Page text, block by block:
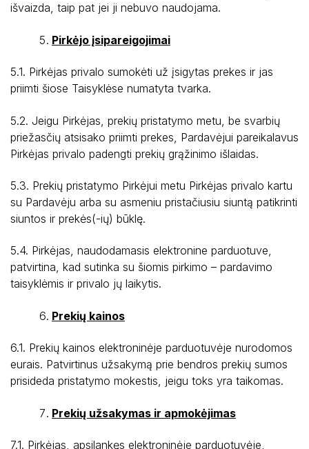
išvaizda, taip pat jei ji nebuvo naudojama.
Pirkėjo įsipareigojimai
5.1. Pirkėjas privalo sumokėti už įsigytas prekes ir jas
priimti šiose Taisyklėse numatyta tvarka.
5.2. Jeigu Pirkėjas, prekių pristatymo metu, be svarbių
priežasčių atsisako priimti prekes, Pardavėjui pareikalavus
Pirkėjas privalo padengti prekių grąžinimo išlaidas.
5.3. Prekių pristatymo Pirkėjui metu Pirkėjas privalo kartu
su Pardavėju arba su asmeniu pristačiusiu siuntą patikrinti
siuntos ir prekės(-ių) būklę.
5.4. Pirkėjas, naudodamasis elektronine parduotuve,
patvirtina, kad sutinka su šiomis pirkimo – pardavimo
taisyklėmis ir privalo jų laikytis.
Prekių kainos
6.1. Prekių kainos elektroninėje parduotuvėje nurodomos
eurais. Patvirtinus užsakymą prie bendros prekių sumos
prisideda pristatymo mokestis, jeigu toks yra taikomas.
Prekių užsakymas ir apmokėjimas
7.1. Pirkėjas, apsilankęs elektroninėje parduotuvėje,